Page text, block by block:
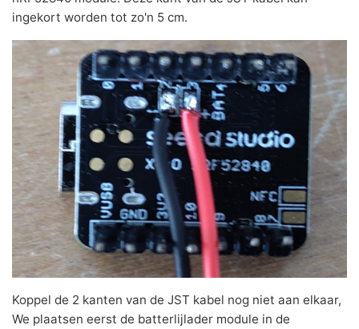
ingekort worden tot zo'n 5 cm.
Koppel de 2 kanten van de JST kabel nog niet aan elkaar,
We plaatsen eerst de batterlijlader module in de